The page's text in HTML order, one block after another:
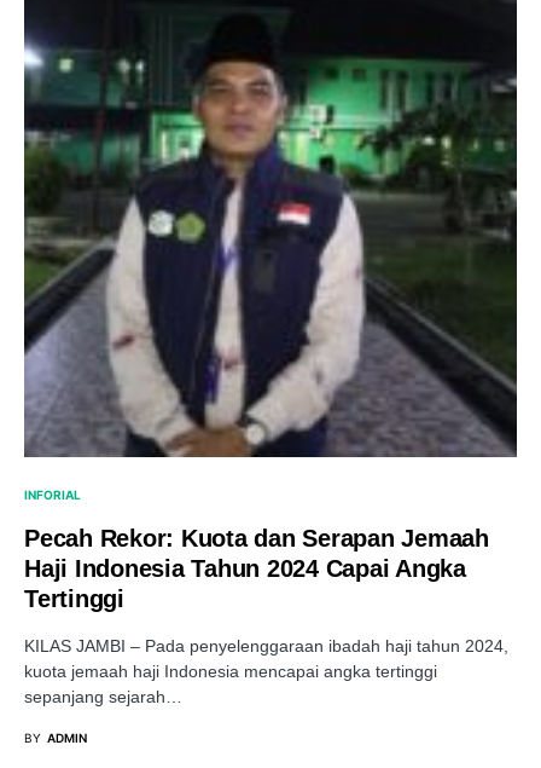
INFORIAL
Pecah Rekor: Kuota dan Serapan Jemaah
Haji Indonesia Tahun 2024 Capai Angka
Tertinggi
KILAS JAMBI – Pada penyelenggaraan ibadah haji tahun 2024,
kuota jemaah haji Indonesia mencapai angka tertinggi
sepanjang sejarah…
BY ADMIN